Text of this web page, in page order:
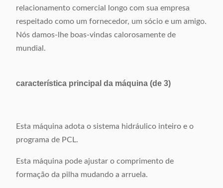
relacionamento comercial longo com sua empresa
respeitado como um fornecedor, um sócio e um amigo.
Nós damos-lhe boas-vindas calorosamente de
mundial.
característica principal da máquina (de 3)
Esta máquina adota o sistema hidráulico inteiro e o
programa de PCL.
Esta máquina pode ajustar o comprimento de
formação da pilha mudando a arruela.